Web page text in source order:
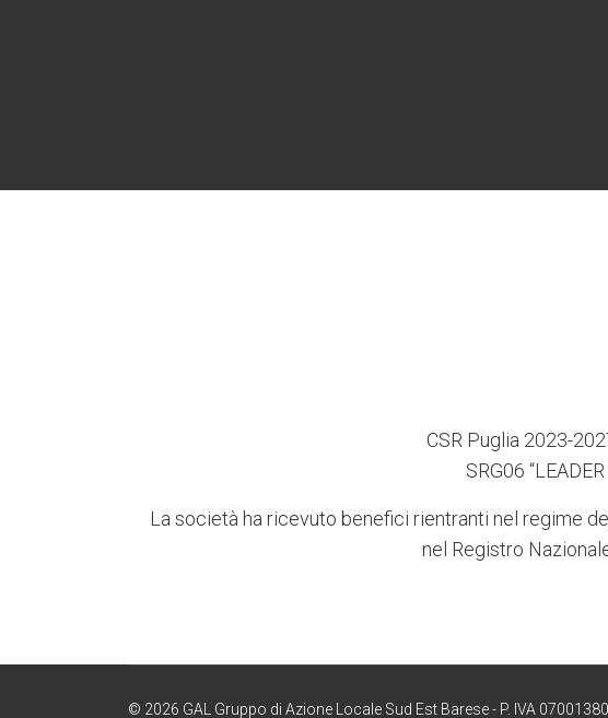
CSR Puglia 2023-
SRG06
La società ha ricevuto benefici rientranti nel regime
nel Registro
© 2026 GAL Gruppo di Azione Locale Sud Est Barese - P. IVA